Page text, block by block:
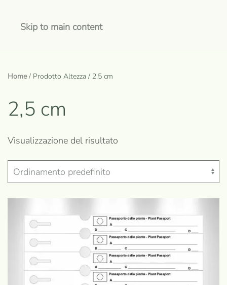
Skip to main content
Home/ Prodotto Altezza / 2,5 cm
2,5 cm
Visualizzazione del risultato